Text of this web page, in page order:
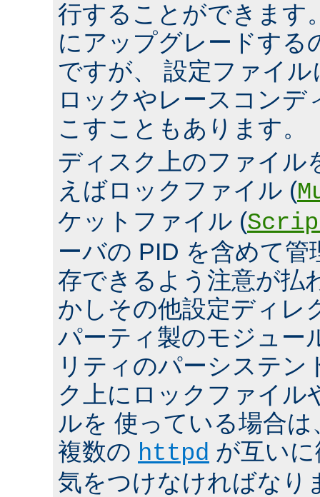
行することができます
にアップグレードする
ですが、 設定ファイ
ロックやレースコンデ
こすこともあります。
ディスク上のファイル
えばロックファイル (
ケットファイル (
ーバの PID を含めて
存できるよう注意が払
かしその他設定ディレ
パーティ製のモジュー
リティのパーシステン
ク上にロックファイル
ルを 使っている場合
複数の httpd が互い
気をつけなければなり